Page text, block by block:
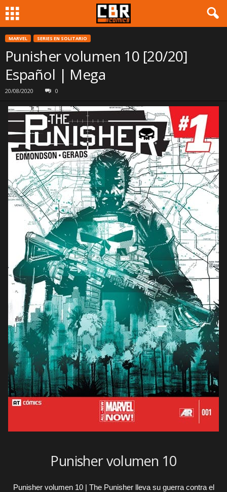
MARVEL SERIES EN SOLITARIO
Punisher volumen 10 [20/20]
Español | Mega
20/08/2020 0
Punisher volumen 10
Punisher volumen 10 | The Punisher lleva su guerra contra el